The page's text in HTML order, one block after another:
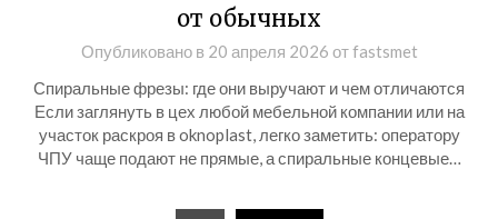
от обычных
Опубликовано в 20 апреля 2026 отfastsmet
Спиральные фрезы: где они выручают и чем отличаются
Если заглянуть в цех любой мебельной компании или на
участок раскроя в oknoplast, легко заметить: оператору
ЧПУ чаще подают не прямые, а спиральные концевые…